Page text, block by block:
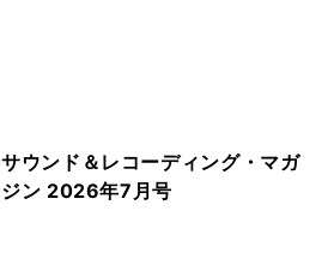
サウンド＆レコーディング・マガ
ジン 2026年7月号